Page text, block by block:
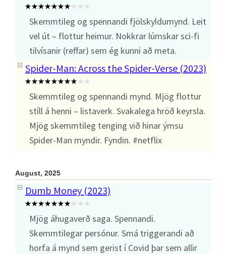
Skemmtileg og spennandi fjölskyldumynd. Leit
vel út – flottur heimur. Nokkrar lúmskar sci-fi
tilvísanir (reffar) sem ég kunni að meta.
Spider-Man: Across the Spider-Verse (2023)
Skemmtileg og spennandi mynd. Mjög flottur
stíll á henni – listaverk. Svakalega hröð keyrsla.
Mjög skemmtileg tenging við hinar ýmsu
Spider-Man myndir. Fyndin. #netflix
August, 2025
Dumb Money (2023)
Mjög áhugaverð saga. Spennandi.
Skemmtilegar persónur. Smá triggerandi að
horfa á mynd sem gerist í Covid þar sem allir